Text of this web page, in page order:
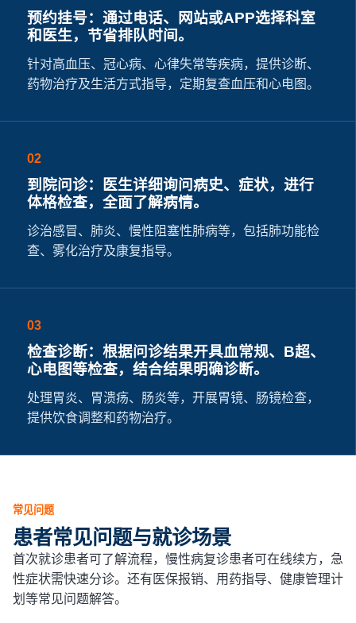
预约挂号：通过电话、网站或APP选择科室
和医生，节省排队时间。
针对高血压、冠心病、心律失常等疾病，提供诊断、
药物治疗及生活方式指导，定期复查血压和心电图。
02
到院问诊：医生详细询问病史、症状，进行
体格检查，全面了解病情。
诊治感冒、肺炎、慢性阻塞性肺病等，包括肺功能检
查、雾化治疗及康复指导。
03
检查诊断：根据问诊结果开具血常规、B超、
心电图等检查，结合结果明确诊断。
处理胃炎、胃溃疡、肠炎等，开展胃镜、肠镜检查，
提供饮食调整和药物治疗。
常见问题
患者常见问题与就诊场景
首次就诊患者可了解流程，慢性病复诊患者可在线续方，急
性症状需快速分诊。还有医保报销、用药指导、健康管理计
划等常见问题解答。